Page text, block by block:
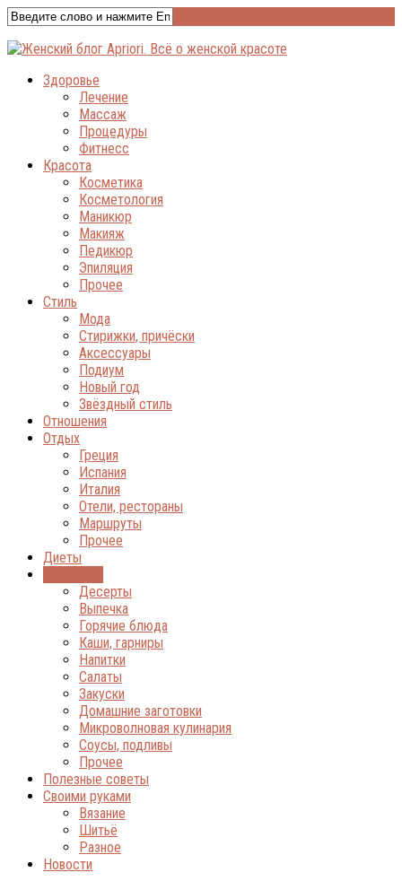
Здоровье
Лечение
Массаж
Процедуры
Фитнесс
Красота
Косметика
Косметология
Маникюр
Макияж
Педикюр
Эпиляция
Прочее
Стиль
Мода
Стирижки, причёски
Аксессуары
Подиум
Новый год
Звёздный стиль
Отношения
Отдых
Греция
Испания
Италия
Отели, рестораны
Маршруты
Прочее
Диеты
Десерты
Выпечка
Горячие блюда
Каши, гарниры
Напитки
Салаты
Закуски
Домашние заготовки
Микроволновая кулинария
Соусы, подливы
Прочее
Полезные советы
Своими руками
Вязание
Шитьё
Разное
Новости